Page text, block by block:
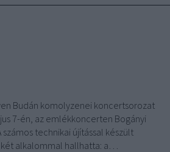
Budán komolyzenei koncertsorozat
7-én, az emlékkoncerten Bogányi
technikai újítással készült
két alkalommal hallhatta: a…